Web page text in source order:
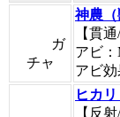
ガ
チャ
神農（
【貫
アビ
アビ効
ヒカリ
【反